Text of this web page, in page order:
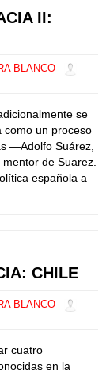
II:
BLANCO
se
como un proceso
—Adolfo Suárez,
de Suarez.
española a
CHILE
BLANCO
cuatro
en la